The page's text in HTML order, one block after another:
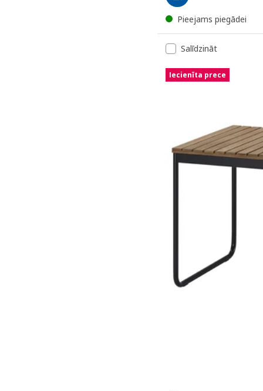
Pieejams piegādei
Salīdzināt
Iecienīta prece